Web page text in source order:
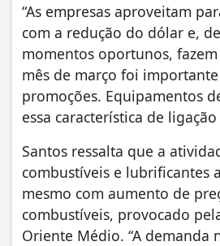
“As empresas aproveitam
com a redução do dólar e,
momentos oportunos,
mês de março foi
promoções. Equipamentos
essa característica de
Santos ressalta que a
combustíveis e lubrificantes
mesmo com aumento de
combustíveis, provocado
Oriente Médio. “A demanda